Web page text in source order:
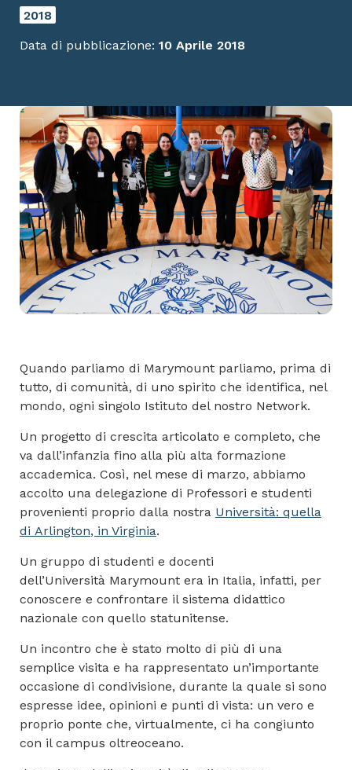
2018
Data di pubblicazione: 10 Aprile 2018
Quando parliamo di Marymount parliamo, prima di
tutto, di comunità, di uno spirito che identifica, nel
mondo, ogni singolo Istituto del nostro Network.
Un progetto di crescita articolato e completo, che
va dall’infanzia fino alla più alta formazione
accademica. Così, nel mese di marzo, abbiamo
accolto una delegazione di Professori e studenti
provenienti proprio dalla nostra Università: quella
di Arlington, in Virginia.
Un gruppo di studenti e docenti
dell’Università Marymount era in Italia, infatti, per
conoscere e confrontare il sistema didattico
nazionale con quello statunitense.
Un incontro che è stato molto di più di una
semplice visita e ha rappresentato un’importante
occasione di condivisione, durante la quale si sono
espresse idee, opinioni e punti di vista: un vero e
proprio ponte che, virtualmente, ci ha congiunto
con il campus oltreoceano.